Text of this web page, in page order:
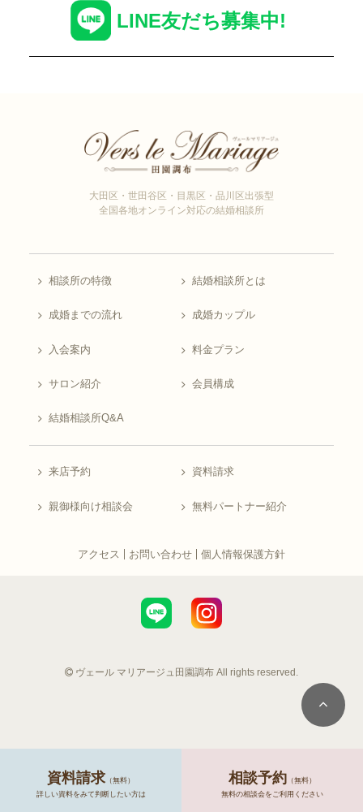
資料請求 （無料）
詳しい資料をみて判断したい方は
相談予約 （無料）
無料の相談会をご利用ください
LINE友だち募集中!
大田区・世田谷区・目黒区・品川区出張型
全国各地オンライン対応の結婚相談所
相談所の特徴 結婚相談所とは
成婚までの流れ 成婚カップル
入会案内 料金プラン
サロン紹介 会員構成
結婚相談所Q&A
来店予約 資料請求
親御様向け相談会 無料パートナー紹介
アクセス お問い合わせ 個人情報保護方針
ヴェール マリアージュ田園調布 All rights reserved.